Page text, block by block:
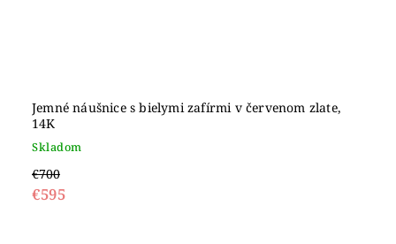
Jemné náušnice s bielymi zafírmi v červenom zlate,
14K
Skladom
€700
€595